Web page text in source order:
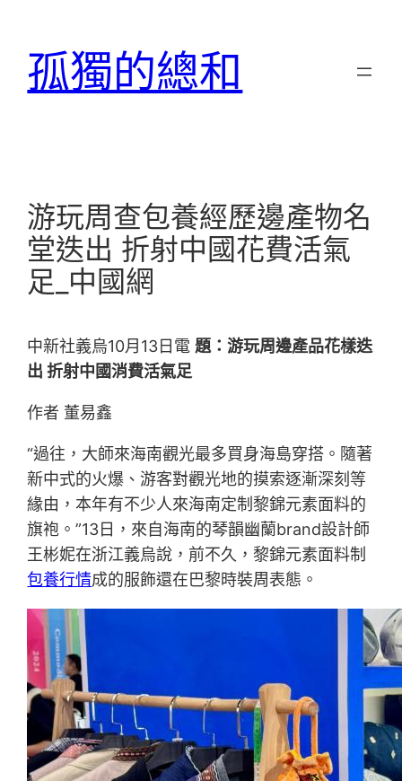
孤獨的總和
游玩周查包養經歷邊產物名
堂迭出 折射中國花費活氣
足_中國網
中新社義烏10月13日電題：游玩周邊產品花樣迭
出 折射中國消費活氣足
作者 董易鑫
“過往，大師來海南觀光最多買身海島穿搭。隨著
新中式的火爆、游客對觀光地的摸索逐漸深刻等
緣由，本年有不少人來海南定制黎錦元素面料的
旗袍。”13日，來自海南的琴韻幽蘭brand設計師
王彬妮在浙江義烏說，前不久，黎錦元素面料制
包養行情成的服飾還在巴黎時裝周表態。